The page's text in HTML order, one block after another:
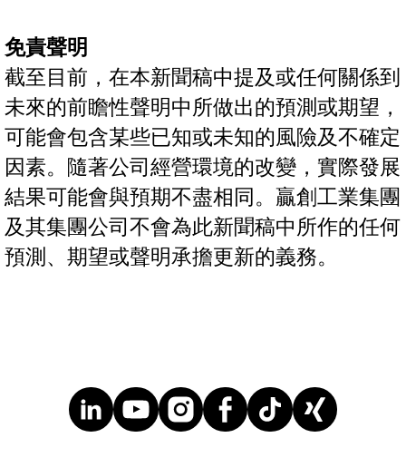
免責聲明
截至目前，在本新聞稿中提及或任何關係到
未來的前瞻性聲明中所做出的預測或期望，
可能會包含某些已知或未知的風險及不確定
因素。隨著公司經營環境的改變，實際發展
結果可能會與預期不盡相同。贏創工業集團
及其集團公司不會為此新聞稿中所作的任何
預測、期望或聲明承擔更新的義務。